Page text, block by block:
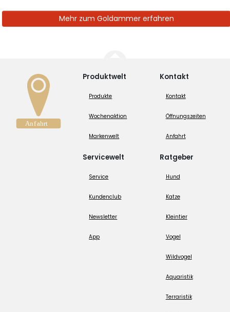
Mehr zum Goldammer erfahren
Produktwelt
Produkte
Wochenaktion
Markenwelt
Servicewelt
Service
Kundenclub
Newsletter
App
Kontakt
Kontakt
Öffnungszeiten
Anfahrt
Ratgeber
Hund
Katze
Kleintier
Vogel
Wildvogel
Aquaristik
Terraristik